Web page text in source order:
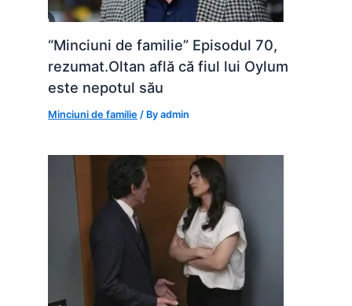
“Minciuni de familie” Episodul 70,
rezumat.Oltan află că fiul lui Oylum
este nepotul său
Minciuni de familie / Byadmin